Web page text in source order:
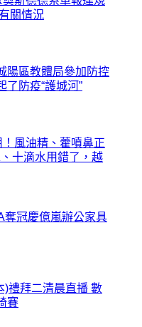
關情況
陽區教體局參加防控
了防疫“護城河”
！風油精、藿噴鼻正
十滴水用錯了，越
奪冠慶億嵐辦公家具
)禮拜二清晨直播 數
賽